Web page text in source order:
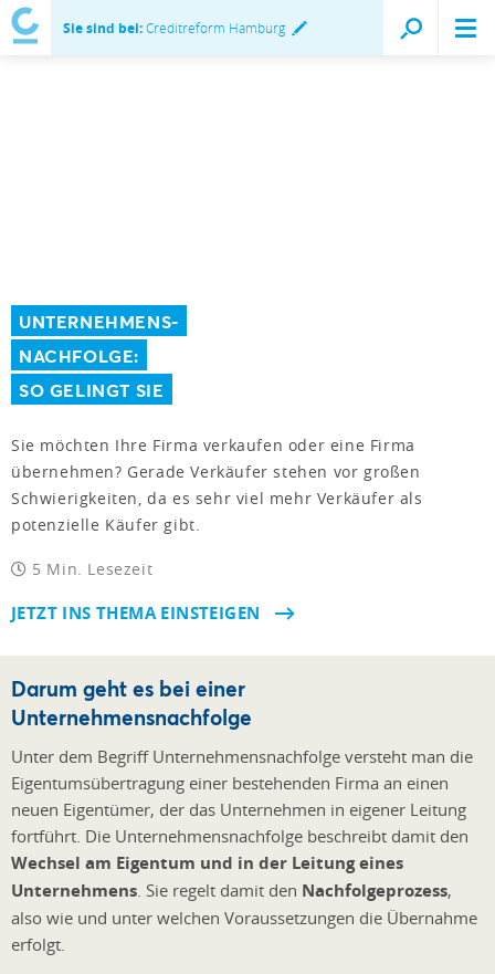
Sie sind bei:Creditreform Hamburg
UNTERNEHMENS-
NACHFOLGE:
SO GELINGT SIE
Sie möchten Ihre Firma verkaufen oder eine Firma
übernehmen? Gerade Verkäufer stehen vor großen
Schwierigkeiten, da es sehr viel mehr Verkäufer als
potenzielle Käufer gibt.
5 Min. Lesezeit
JETZT INS THEMA EINSTEIGEN
Darum geht es bei einer
Unternehmensnachfolge
Unter dem Begriff Unternehmensnachfolge versteht man die
Eigentumsübertragung einer bestehenden Firma an einen
neuen Eigentümer, der das Unternehmen in eigener Leitung
fortführt. Die Unternehmensnachfolge beschreibt damit den
Wechsel am Eigentum und in der Leitung eines
Unternehmens . Sie regelt damit den Nachfolgeprozess,
also wie und unter welchen Voraussetzungen die Übernahme
erfolgt.